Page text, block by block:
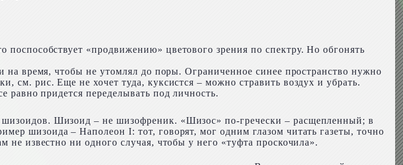
«продвижению» цветового зрения по спектру. Но обгонять
время, чтобы не утомлял до поры. Ограниченное синее пространство нужно
см. рис. Еще не хочет туда, куксистся – можно стравить воздух и убрать.
равно придется переделывать под личность.
Шизоид – не шизофреник. «Шизос» по-гречески – расщепленный; в
шизоида – Наполеон I: тот, говорят, мог одним глазом читать газеты, точно
не известно ни одного случая, чтобы у него «туфта проскочила».